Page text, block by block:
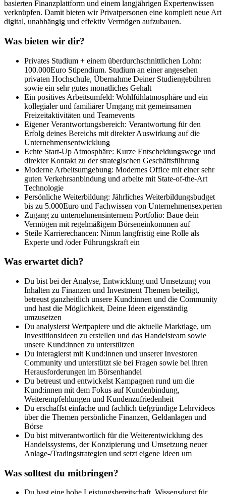
basierten Finanzplattform und einem langjährigen Expertenwissen
verknüpfen. Damit bieten wir Privatpersonen eine komplett neue Art
digital, unabhängig und effektiv Vermögen aufzubauen.
Was bieten wir dir?
Privates Studium + einem überdurchschnittlichen Lohn:
100.000Euro Stipendium. Studium an einer angesehen
privaten Hochschule, Übernahme Deiner Studiengebühren
sowie ein sehr gutes monatliches Gehalt
Ein positives Arbeitsumfeld: Wohlfühlatmosphäre und ein
kollegialer und familiärer Umgang mit gemeinsamen
Freizeitaktivitäten und Teamevents
Eigener Verantwortungsbereich: Verantwortung für den
Erfolg deines Bereichs mit direkter Auswirkung auf die
Unternehmensentwicklung
Echte Start-Up Atmosphäre: Kurze Entscheidungswege und
direkter Kontakt zu der strategischen Geschäftsführung
Moderne Arbeitsumgebung: Modernes Office mit einer sehr
guten Verkehrsanbindung und arbeite mit State-of-the-Art
Technologie
Persönliche Weiterbildung: Jährliches Weiterbildungsbudget
bis zu 5.000Euro und Fachwissen von Unternehmensexperten
Zugang zu unternehmensinternem Portfolio: Baue dein
Vermögen mit regelmäßigem Börseneinkommen auf
Steile Karrierechancen: Nimm langfristig eine Rolle als
Experte und /oder Führungskraft ein
Was erwartet dich?
Du bist bei der Analyse, Entwicklung und Umsetzung von
Inhalten zu Finanzen und Investment Themen beteiligt,
betreust ganzheitlich unsere Kund:innen und die Community
und hast die Möglichkeit, Deine Ideen eigenständig
umzusetzen
Du analysierst Wertpapiere und die aktuelle Marktlage, um
Investitionsideen zu erstellen und das Handelsteam sowie
unsere Kund:innen zu unterstützen
Du interagierst mit Kund:innen und unserer Investoren
Community und unterstützt sie bei Fragen sowie bei ihren
Herausforderungen im Börsenhandel
Du betreust und entwickelst Kampagnen rund um die
Kund:innen mit dem Fokus auf Kundenbindung,
Weiterempfehlungen und Kundenzufriedenheit
Du erschaffst einfache und fachlich tiefgründige Lehrvideos
über die Themen persönliche Finanzen, Geldanlagen und
Börse
Du bist mitverantwortlich für die Weiterentwicklung des
Handelssystems, der Konzipierung und Umsetzung neuer
Anlage-/Tradingstrategien und setzt eigene Ideen um
Was solltest du mitbringen?